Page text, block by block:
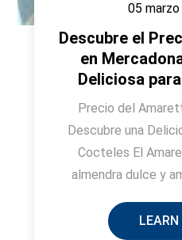
05
Descubre el
en
Deliciosa
Precio del
Descubre una
Cocteles El
almendra dulce y
LEARN